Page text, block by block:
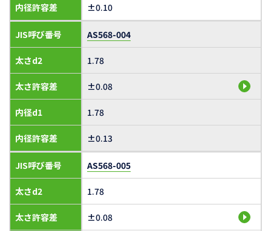
内径許容差 ±0.10
JIS呼び番号
太さd2
太さ許容差
内径d1
内径許容差
AS568-004
1.78
±0.08
1.78
±0.13
JIS呼び番号
太さd2
太さ許容差
AS568-005
1.78
±0.08